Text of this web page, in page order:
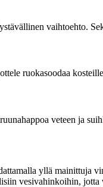
vaihtoehto.
ruokasoodaa
veteen ja
yllä
vesivahinkoihin, jotta